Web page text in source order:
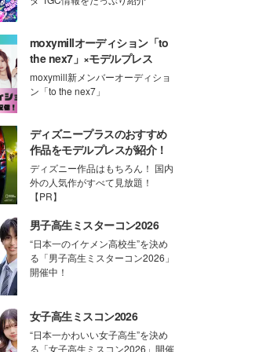
moxymillオーディション「to
the nex7」×モデルプレス
moxymill新メンバーオーディショ
ン「to the nex7」
ディズニープラスのおすすめ
作品をモデルプレスが紹介！
ディズニー作品はもちろん！ 国内
外の人気作がすべて見放題！
【PR】
男子高生ミスターコン2026
“日本一のイケメン高校生”を決め
る「男子高生ミスターコン2026」
開催中！
女子高生ミスコン2026
“日本一かわいい女子高生”を決め
る「女子高生ミスコン2026」開催